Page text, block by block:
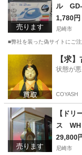
売ります
ル
cm× 幅
1,780円
尼崎市
■弊社を装った偽サイトにご
生活家
【求
状態が
COYASH
売ります
【ドリ
ス WH
29,800
尼崎市